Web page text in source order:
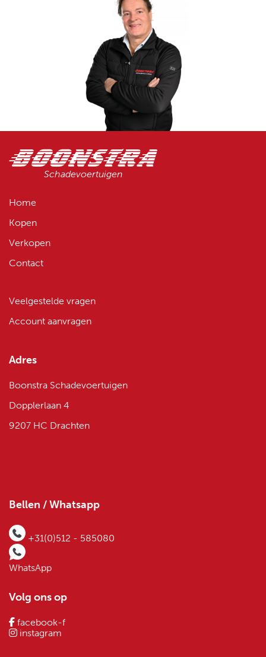
Schadevoertuigen
Home
Kopen
Verkopen
Contact
Veelgestelde vragen
Account aanvragen
Adres
Boonstra Schadevoertuigen
Dopplerlaan 4
9207 HC Drachten
Bellen / Whatsapp
+31(0)512 - 585080
WhatsApp
Volg ons op
facebook-f
instagram